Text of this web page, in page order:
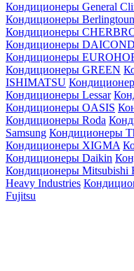
Кондиционеры General
Кондиционеры Berlingtoun
Кондиционеры
Кондиционеры DAICOND
Кондиционеры
Кондиционеры GREEN
ISHIMATSU
Кондиционеры Lessar
Кондиционеры OASIS
Кондиционеры Roda
Samsung Кондиционеры
Кондиционеры XIGMA
Кондиционеры Daikin
Кондиционеры Mitsubishi
Heavy Industries
Fujitsu